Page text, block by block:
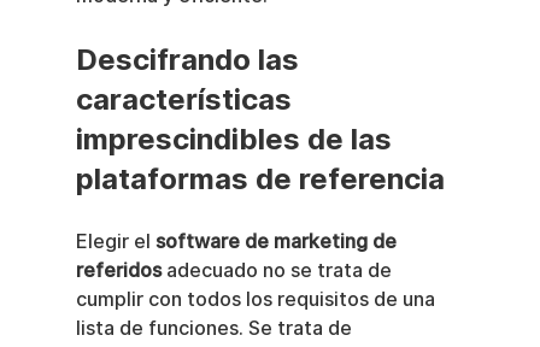
Descifrando las
características
imprescindibles de las
plataformas de referencia
Elegir el software de marketing de
referidos adecuado no se trata de
cumplir con todos los requisitos de una
lista de funciones. Se trata de